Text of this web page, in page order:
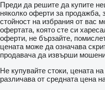
Преди да решите да купите
няколко оферти за продажба,
стойност на избрания от вас
офертата, която сте си
оферти, не бързайте,
цената може да означава
продавача да извърши
Не купувайте стоки, цената
различава от средната цена